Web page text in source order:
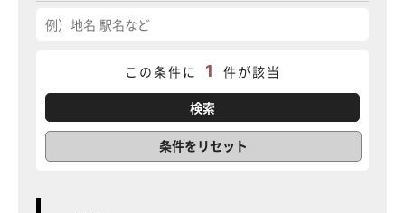
この条件に 1 件が該当
条件をリセット